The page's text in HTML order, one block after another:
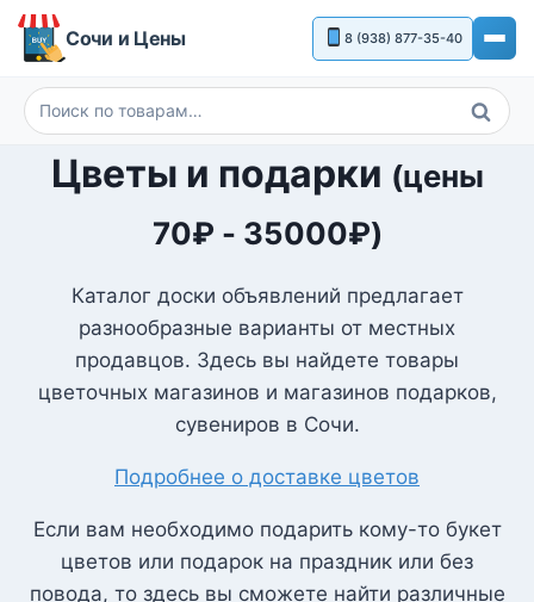
Перейти
Сочи и Цены 8 (938) 877-35-40
Искать:
Поиск
Цветы и подарки (цены
70₽ - 35000₽)
Каталог доски объявлений предлагает
разнообразные варианты от местных
продавцов. Здесь вы найдете товары
цветочных магазинов и магазинов подарков,
сувениров в Сочи.
Подробнее о доставке цветов
Если вам необходимо подарить кому-то букет
цветов или подарок на праздник или без
повода, то здесь вы сможете найти различные